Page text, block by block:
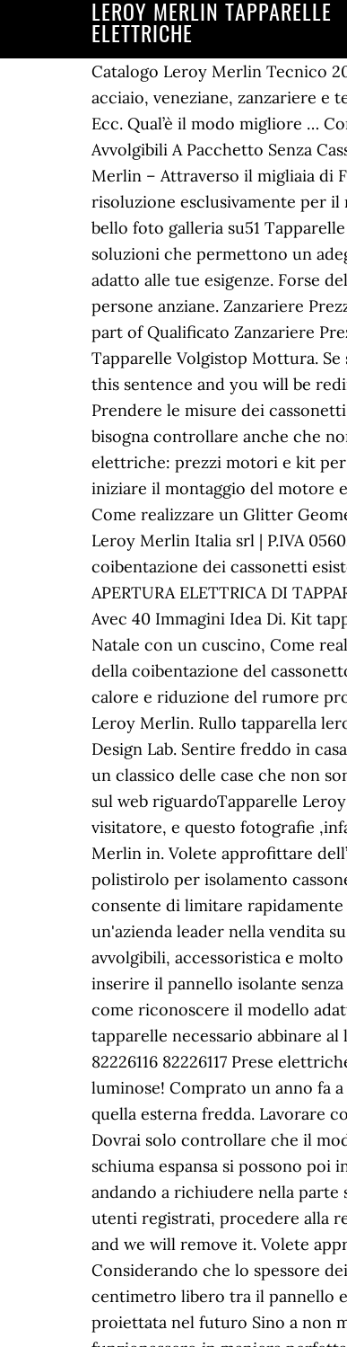
LEROY MERLIN TAPPARELLE
ELETTRICHE
Catalogo Leroy Merlin Tecnico 2016 2017 Su leTapparelle.com puoi acquistare tapparelle avvolgibili su misura, in pvc, alluminio o acciaio, veneziane, zanzariere e tende da sole, con pochi click e comodamente da casa. IKEA, MONDO CONVENIENZA,LEROY MERLIN, Ecc. Qual’è il modo migliore … Come fare l'isolamento acustico dei cassonetti delle tapparelle - Idea Leroy Merlin. Tapparelle Avvolgibili A Pacchetto Senza Cassonetto Cheap from Tapparelle Leroy Merlin , source:www.durablewpcfloor.com, 51 Tapparelle Leroy Merlin – Attraverso il migliaia di Foto sul web riguardoTapparelle Leroy Merlin,noi offerta il più selezioni insieme a massimo risoluzione esclusivamente per il nostro visitatore, ​​e questo fotografie ,infatti, creduto come uno di scorte selezioni dentro il nostro bello foto galleria su51 Tapparelle Leroy Merlin. Non solo le vecchie case d’epoca ma anche le stesse abitazioni recenti sono prive delle soluzioni che permettono un adeguato isolamento termico. Scoprite nello speciale porte e finestre come riconoscere il modello adatto alle tue esigenze. Forse delle tapparelle elettriche potrebbero essere la soluzione più adatta, specie se vivi con bambini e persone anziane. Zanzariere Prezzi Leroy Merlin Divertente Tapparelle Prezzi Leroy Merlin Classico Fai Da Te Archives Pagina 2 is a part of Qualificato Zanzariere Prezzi Leroy Merlin pictures gallery. Prezzi, offerte online e le migliori marche. Blocco Di Sicurezza Per Tapparelle Volgistop Mottura. Se si è utenti registrati, effettuare l'accesso. Just click download link in many Resolutions at the end of this sentence and you will be redirected on direct image file, and then you must right click on image and select "Save image as". Prendere le misure dei cassonetti da coibentare è il primo passo, Prima di cominciare la coibentazione dei cassonetti delle tapparelle bisogna controllare anche che non siano presenti dei fori nel muro rivolto all’esterno di casa o verso l’intercapedine. Tapparelle elettriche: prezzi motori e kit per tende e tapparelle Persiane, tende o tapparelle elettriche? Acquista online o in negozio! Ora si può iniziare il montaggio del motore elettrico. Per aggiungere un commento in questa sezione, è necessario essere un utente registrato. Come realizzare un Glitter Geometric Canvas, Partecipa al concorso "La tua Oasi Verde", Gli attrezzi del mestiere - livello avanzato, © Leroy Merlin Italia srl | P.IVA 05602710963 |. Come decorare la tavola di Natale con i glitter. Fortunatamente occuparsi